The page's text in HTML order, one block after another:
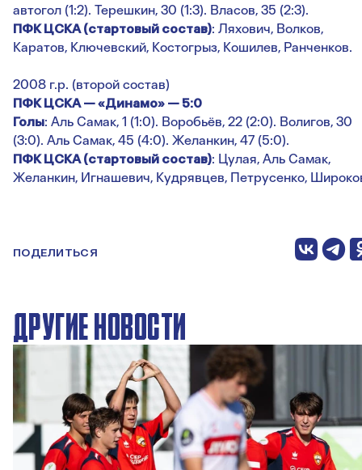
автогол (1:2). Терешкин, 30 (1:3). Власов, 35 (2:3).
ПФК ЦСКА (стартовый состав): Ляхович, Волков,
Каратов, Ключевский, Костогрыз, Кошилев, Ранченков.
2008 г.р. (второй состав)
ПФК ЦСКА — «Динамо» — 5:0
Голы: Аль Самак, 1 (1:0). Воробьёв, 22 (2:0). Волигов, 30
(3:0). Аль Самак, 45 (4:0). Желанкин, 47 (5:0).
ПФК ЦСКА (стартовый состав): Цулая, Аль Самак,
Желанкин, Игнашевич, Кудрявцев, Петрусенко,
ПОДЕЛИТЬСЯ
ДРУГИЕ НОВОСТИ